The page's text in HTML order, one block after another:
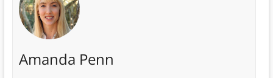
Amanda Penn